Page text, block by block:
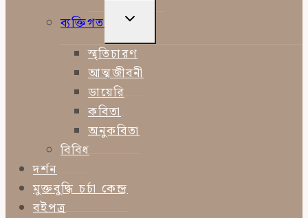
ব্যক্তিগত
TOGGLE
MENU
স্মৃতিচারণ
আত্মজীবনী
ডায়েরি
কবিতা
অনুকবিতা
বিবিধ
দর্শন
মুক্তবুদ্ধি চর্চা কেন্দ্র
বইপত্র